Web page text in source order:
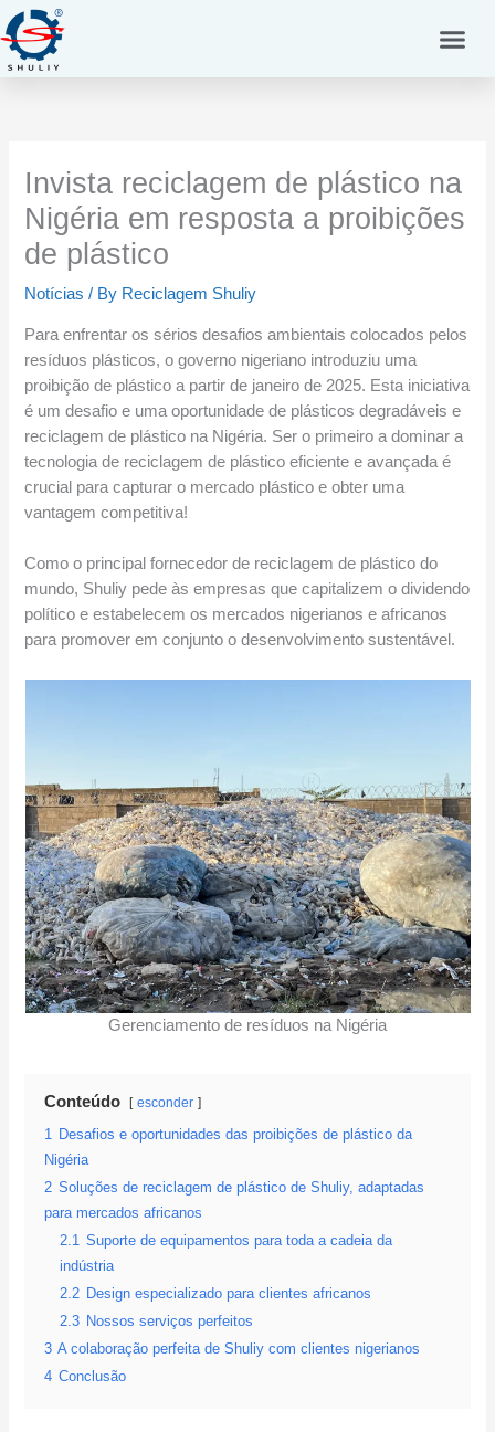
Skip
to
content
Invista reciclagem de plástico na
Nigéria em resposta a proibições
de plástico
Notícias / By Reciclagem Shuliy
Para enfrentar os sérios desafios ambientais colocados pelos
resíduos plásticos, o governo nigeriano introduziu uma
proibição de plástico a partir de janeiro de 2025. Esta iniciativa
é um desafio e uma oportunidade de plásticos degradáveis ​​e
reciclagem de plástico na Nigéria. Ser o primeiro a dominar a
tecnologia de reciclagem de plástico eficiente e avançada é
crucial para capturar o mercado plástico e obter uma
vantagem competitiva!
Como o principal fornecedor de reciclagem de plástico do
mundo, Shuliy pede às empresas que capitalizem o dividendo
político e estabelecem os mercados nigerianos e africanos
para promover em conjunto o desenvolvimento sustentável.
Gerenciamento de resíduos na Nigéria
Conteúdo esconder
1 Desafios e oportunidades das proibições de plástico da
Nigéria
2 Soluções de reciclagem de plástico de Shuliy, adaptadas
para mercados africanos
2.1 Suporte de equipamentos para toda a cadeia da
indústria
2.2 Design especializado para clientes africanos
2.3 Nossos serviços perfeitos
3 A colaboração perfeita de Shuliy com clientes nigerianos
4 Conclusão